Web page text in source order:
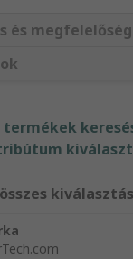
és megfelelőség
termékek